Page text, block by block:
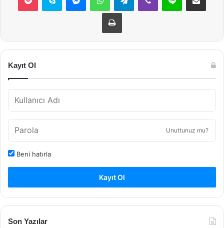
Yazdır
Kayıt Ol
Unuttunuz mu?
Beni hatırla
Kayıt Ol
Son Yazılar